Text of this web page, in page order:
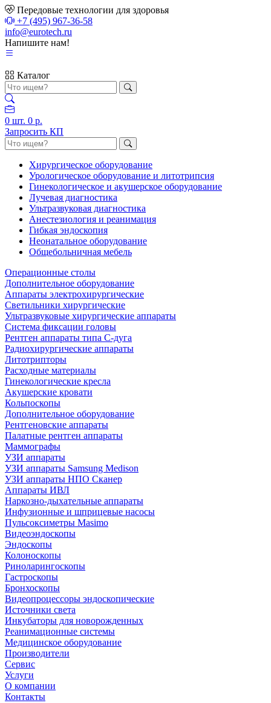
Передовые технологии для здоровья
+7 (495) 967-36-58
info@eurotech.ru
Напишите нам!
Каталог
0 шт. 0 р.
Запросить КП
Хирургическое оборудование
Урологическое оборудование и литотрипсия
Гинекологическое и акушерское оборудование
Лучевая диагностика
Ультразвуковая диагностика
Анестезиология и реанимация
Гибкая эндоскопия
Неонатальное оборудование
Общебольничная мебель
Операционные столы
Дополнительное оборудование
Аппараты электрохирургические
Светильники хирургические
Ультразвуковые хирургические аппараты
Система фиксации головы
Рентген аппараты типа С-дуга
Радиохирургические аппараты
Литотрипторы
Расходные материалы
Гинекологические кресла
Акушерские кровати
Кольпоскопы
Дополнительное оборудование
Рентгеновские аппараты
Палатные рентген аппараты
Маммографы
УЗИ аппараты
УЗИ аппараты Samsung Medison
УЗИ аппараты НПО Сканер
Аппараты ИВЛ
Наркозно-дыхательные аппараты
Инфузионные и шприцевые насосы
Пульсоксиметры Masimo
Видеоэндоскопы
Эндоскопы
Колоноскопы
Риноларингоскопы
Гастроскопы
Бронхоскопы
Видеопроцессоры эндоскопические
Источники света
Инкубаторы для новорожденных
Реанимационные системы
Медицинское оборудование
Производители
Сервис
Услуги
О компании
Контакты